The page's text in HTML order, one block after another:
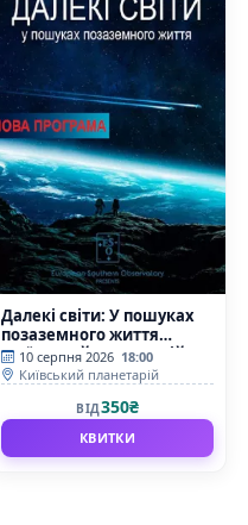
Далекі світи: У пошуках
позаземного життя
(Київський планетарій)
10 серпня 2026 18:00
Київський планетарій
ВІД350₴
КВИТКИ